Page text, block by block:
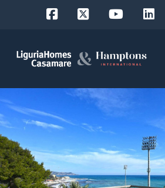
EN
RU
место
выберите район